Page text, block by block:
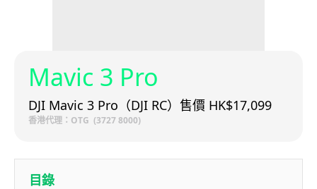
Mavic 3 Pro
DJI Mavic 3 Pro（DJI RC）售價 HK$17,099
香港代理：OTG (3727 8000)
目錄